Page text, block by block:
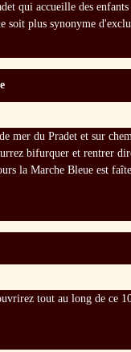
qui accueille des
soit plus synonyme
mer du Pradet et sur
bifurquer et rentrer
la Marche Bleue est
tout au long de ce